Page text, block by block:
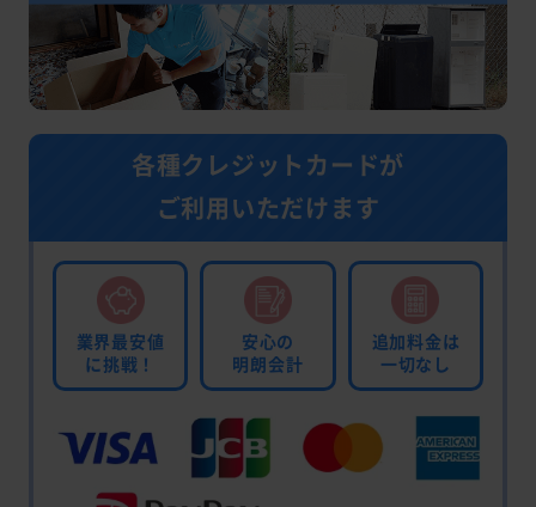
各種クレジットカードが
ご利用いただけます
業界最安値
に挑戦！
安心の
明朗会計
追加料金は
一切なし